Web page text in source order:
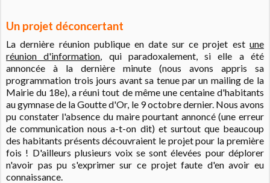
Un projet déconcertant
La dernière réunion publique en date sur ce projet est une
réunion d'information , qui paradoxalement, si elle a été
annoncée à la dernière minute (nous avons appris sa
programmation trois jours avant sa tenue par un mailing de la
Mairie du 18e), a réuni tout de même une centaine d'habitants
au gymnase de la Goutte d'Or, le 9 octobre dernier. Nous avons
pu constater l'absence du maire pourtant annoncé (une erreur
de communication nous a-t-on dit) et surtout que beaucoup
des habitants présents découvraient le projet pour la première
fois ! D'ailleurs plusieurs voix se sont élevées pour déplorer
n'avoir pas pu s'exprimer sur ce projet faute d'en avoir eu
connaissance.